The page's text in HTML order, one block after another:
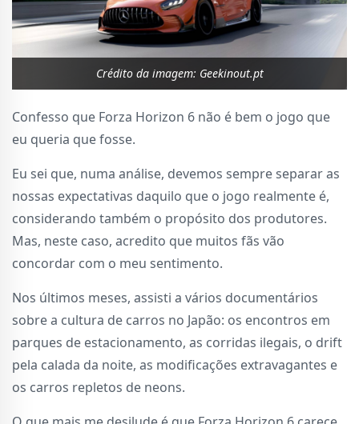
Crédito da imagem: Geekinout.pt
Confesso que Forza Horizon 6 não é bem o jogo que
eu queria que fosse.
Eu sei que, numa análise, devemos sempre separar as
nossas expectativas daquilo que o jogo realmente é,
considerando também o propósito dos produtores.
Mas, neste caso, acredito que muitos fãs vão
concordar com o meu sentimento.
Nos últimos meses, assisti a vários documentários
sobre a cultura de carros no Japão: os encontros em
parques de estacionamento, as corridas ilegais, o drift
pela calada da noite, as modificações extravagantes e
os carros repletos de neons.